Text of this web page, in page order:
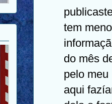
tem
do mês
pelo
aqui